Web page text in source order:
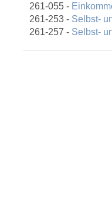
261-055 -
261-253 - Selbst-
261-257 - Selbst-